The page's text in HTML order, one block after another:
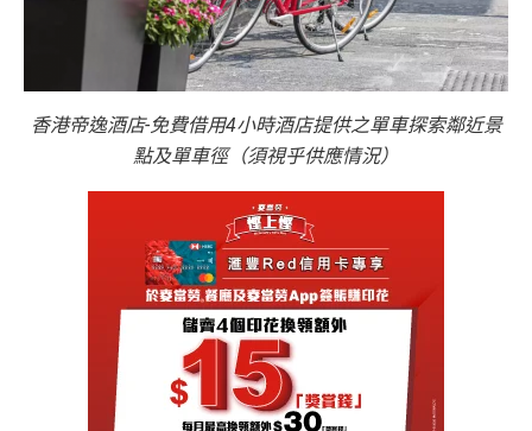
香港帝逸酒店-免費借用4小時酒店提供之單車探索鄰近景
點及單車徑（須視乎供應情況）